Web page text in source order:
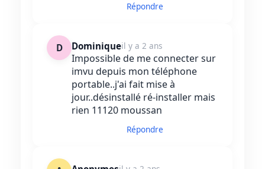
Répondre
D Dominiqueil y a 2 ans
Impossible de me connecter sur
imvu depuis mon téléphone
portable..j'ai fait mise à
jour..désinstallé ré-installer mais
rien 11120 moussan
Répondre